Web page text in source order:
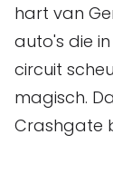
hart van
auto's die
circuit
magisch.
Crashgate